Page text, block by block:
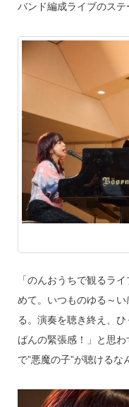
バンド編成ライブのステ
「のんおうちで観るラ
めて。いつものゆる～
る。演奏を聴き終え、
ばんの緊張感！」と思
で”悪魔の子”が聴けるな